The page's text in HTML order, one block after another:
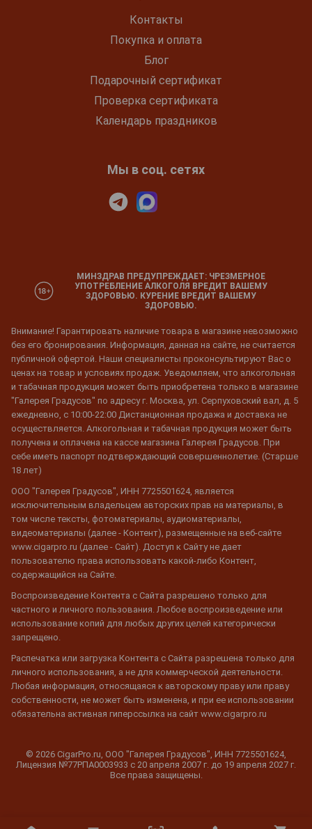
Контакты
Покупка и оплата
Блог
Подарочный сертификат
Проверка сертификата
Календарь праздников
Мы в соц. сетях
МИНЗДРАВ ПРЕДУПРЕЖДАЕТ: ЧРЕЗМЕРНОЕ
УПОТРЕБЛЕНИЕ АЛКОГОЛЯ ВРЕДИТ ВАШЕМУ
ЗДОРОВЬЮ. КУРЕНИЕ ВРЕДИТ ВАШЕМУ
ЗДОРОВЬЮ.
Внимание! Гарантировать наличие товара в магазине невозможно
без его бронирования. Информация, данная на сайте, не считается
публичной офертой. Наши специалисты проконсультируют Вас о
ценах на товар и условиях продаж. Уведомляем, что алкогольная
и табачная продукция может быть приобретена только в магазине
"Галерея Градусов" по адресу г. Москва, ул. Серпуховский вал, д. 5
ежедневно, с 10:00-22:00 Дистанционная продажа и доставка не
осуществляется. Алкогольная и табачная продукция может быть
получена и оплачена на кассе магазина Галерея Градусов. При
себе иметь паспорт подтверждающий совершеннолетие. (Старше
18 лет)
ООО "Галерея Градусов", ИНН 7725501624, является
исключительным владельцем авторских прав на материалы, в
том числе тексты, фотоматериалы, аудиоматериалы,
видеоматериалы (далее - Контент), размещенные на веб-сайте
www.cigarpro.ru (далее - Сайт). Доступ к Сайту не дает
пользователю права использовать какой-либо Контент,
содержащийся на Сайте.
Воспроизведение Контента с Сайта разрешено только для
частного и личного пользования. Любое воспроизведение или
использование копий для любых других целей категорически
запрещено.
Распечатка или загрузка Контента с Сайта разрешена только для
личного использования, а не для коммерческой деятельности.
Любая информация, относящаяся к авторскому праву или праву
собственности, не может быть изменена, и при ее использовании
обязательна активная гиперссылка на сайт www.cigarpro.ru
© 2026 CigarPro.ru, ООО "Галерея Градусов", ИНН 7725501624,
Лицензия №77РПА0003933 c 20 апреля 2007 г. до 19 апреля 2027 г.
Все права защищены.